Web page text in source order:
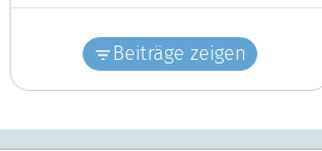
Beiträge zeigen